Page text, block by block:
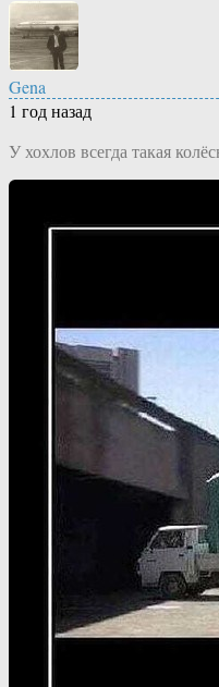
Gena
1 год назад
У хохлов всегда такая